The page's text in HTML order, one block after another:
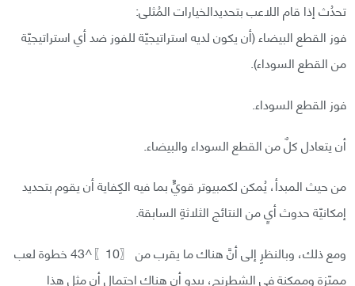
تحدُث إذا قام اللاعب بتحديدالخيارات المُثلى:
فوز القطع البيضاء (أن يكون لديه استراتيجيّة للفوز ضد أي استراتيجيّة
من القطع السوداء).
فوز القطع السوداء.
أن يتعادل كلٌ من القطع السوداء والبيضاء.
من حيث المبدأ، يُمكن لكمبيوتر قويٍّ بما فيه الكِفاية أن يقوم بتحديد
إمكانيّة حدوث أيٍ من النتائج الثلاثةِ السابقة.
ومع ذلك، وبالنظرِ إلى أنَّ هناك ما يقرب من 〖10〗^43 خطوة لعب
مميّزة وممكنة في الشطرنج، يبدو أن هناك احتمال أن مثل هذا